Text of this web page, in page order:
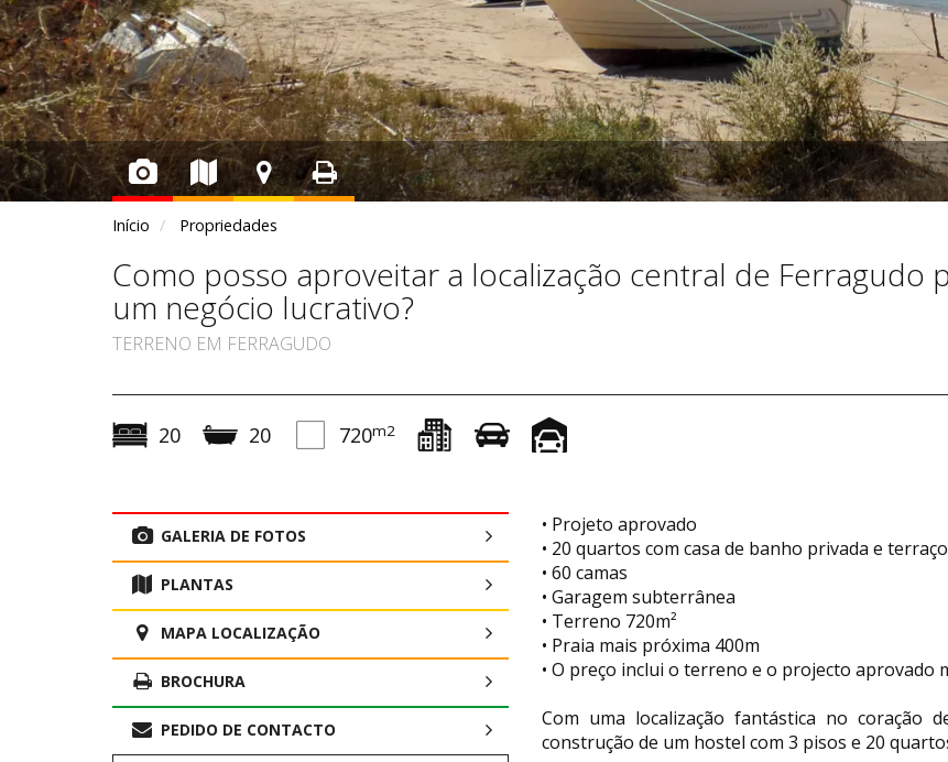
Início Propriedades
Como posso aproveitar a localização central de Ferragudo
um negócio lucrativo?
TERRENO EM FERRAGUDO
20 20 720m2
GALERIA DE FOTOS
PLANTAS
MAPA LOCALIZAÇÃO
BROCHURA
PEDIDO DE CONTACTO
• Projeto aprovado
• 20 quartos com casa de banho privada e terraço
• 60 camas
• Garagem subterrânea
• Terreno 720m²
• Praia mais próxima 400m
• O preço inclui o terreno e o projecto aprovado
Com uma localização fantástica no coração
construção de um hostel com 3 pisos e 20